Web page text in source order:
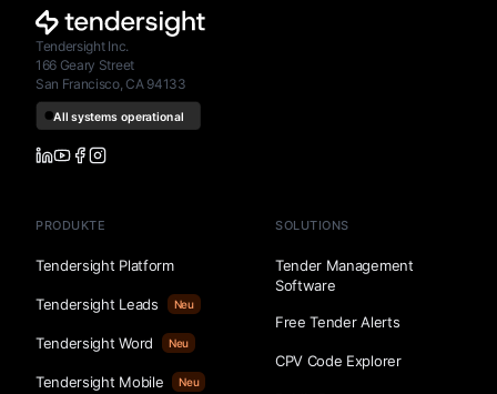
Tendersight Inc.
166 Geary Street
San Francisco, CA 94133
PRODUKTE
Tendersight Platform
Tendersight Leads Neu
Tendersight Word Neu
Tendersight Mobile Neu
SOLUTIONS
Tender Management
Software
Free Tender Alerts
CPV Code Explorer